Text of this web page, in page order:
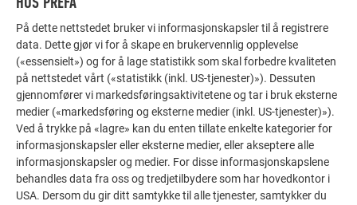
FÅ INSPIRASJON!
FLERE OBJEKTER
PREFA referansegalleri viser hvor allsidig aluminium
kan brukes. Oppdag flere imponerende prosjekter med
de holdbare PREFA aluminiumsløsningene for tak,
solcelleanlegg og fasader.
VIS FLERE REFERANSER
På dette nettstedet bruker vi informasjonskapsler til å registrere
data. Dette gjør vi for å skape en brukervennlig opplevelse
(«essensielt») og for å lage statistikk som skal forbedre kvaliteten
på nettstedet vårt («statistikk (inkl. US-tjenester)»). Dessuten
gjennomfører vi markedsføringsaktivitetene og tar i bruk eksterne
medier («markedsføring og eksterne medier (inkl. US-tjenester)»).
Ved å trykke på «lagre» kan du enten tillate enkelte kategorier for
informasjonskapsler eller eksterne medier, eller akseptere alle
informasjonskapsler og medier. For disse informasjonskapslene
behandles data fra oss og tredjetilbydere som har hovedkontor i
USA. Dersom du gir ditt samtykke til alle tjenester, samtykker du